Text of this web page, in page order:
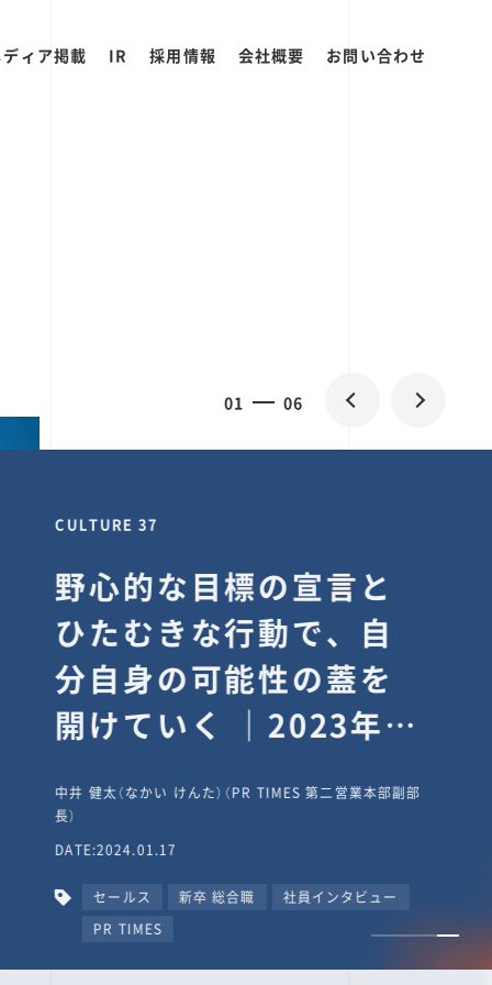
ィア掲載 IR 採用情報 会社概要 お問い合わせ
01 06
CULTURE 37
野心的な目標の宣言と
ひたむきな行動で、自
分自身の可能性の蓋を
開けていく ｜2023年度
タビュー #PR
TIMESな人たち
中井 健太（なかい けんた）（PR TIMES 第二営業本部副部
長）
DATE:2024.01.17
セールス 新卒 総合職
社員インタビュー
PR TIMES